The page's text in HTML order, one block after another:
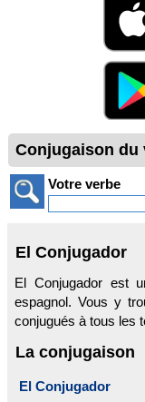
Conjugaison du
Votre verbe
El Conjugador
El Conjugador est
espagnol. Vous y
conjugués à tous les
La conjugaison
El Conjugador